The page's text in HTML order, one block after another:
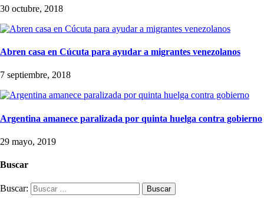
30 octubre, 2018
Abren casa en Cúcuta para ayudar a migrantes venezolanos
7 septiembre, 2018
Argentina amanece paralizada por quinta huelga contra gobierno
29 mayo, 2019
Buscar
Buscar: